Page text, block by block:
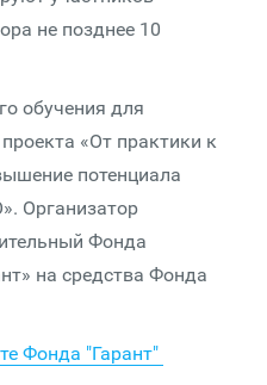
не позднее 10
обучения для
«От практики к
потенциала
Организатор
Фонда
на средства Фонда
Фонда "Гарант"